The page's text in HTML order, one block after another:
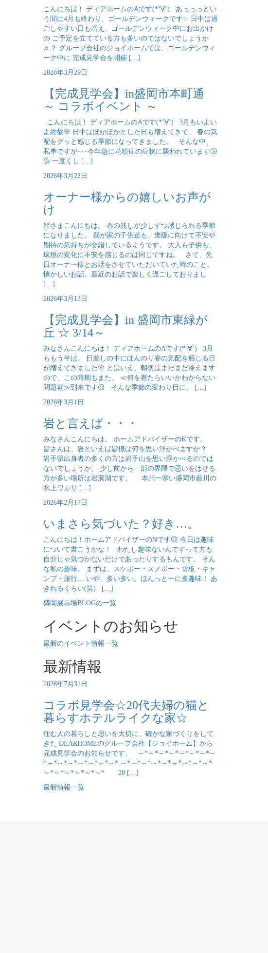
こんにちは！ ディアホームのAです(*‘∀‘) あっっっとい
う間に4月も終わり、ゴールデンウィークです✨ 日中は過
ごしやすい日も増え、ゴールデンウィーク中にお出かけ
の ご予定を立てている方も多いのではないでしょうか
♬？ グループ会社のジョイホームでは、ゴールデンウィ
ーク中に 完成見学会を開催 […]
2026年3月29日
【完成見学会】in盛岡市本町通
～ コラボイベント ～
こんにちは！ ディアホームのAです(*‘∀‘) 3月もいよい
よ終盤🌸 日中はぽかぽかとした日も増えてきて、 春の気
配をグッと感じる季節になってきました。 そんな中、
私事ですが･･･今年急に花粉症の症状に襲われています🤧
💦 一度くし […]
2026年3月22日
オーナー様からの嬉しいお声が
け
皆さまこんにちは。 春の兆しが少しずつ感じられる季節
になりました。 我が家の子供達も、進級に向けて不安や
期待の気持ちが交錯しているようです。 大人も子供も、
環境の変化に不安を感じるのは同じですね。 さて、先
日オーナー様とお話をさせていただいていた時のこと。
懐かしいお話、最近のお話で楽しく過ごしておりまし
[…]
2026年3月13日
【完成見学会】in 盛岡市東緑が
丘 ☆ 3/14～
みなさんこんにちは！ ディアホームのAです(*‘∀‘) 3月
ももう半ば。 日差しの中にほんのり春の気配を感じる日
が増えてきました🌸 とはいえ、朝晩はまだまだ冷えます
ので、この時期もまた、 ≪何を着たらいいかわからない
問題期≫到来です😥 そんな季節の変わり目に、 […]
2026年3月1日
岩と言えば・・・
みなさんこんにちは。 ホームアドバイザーのKです。
皆さんは、岩といえば皆様は何を思い浮かべますか？
岩手県出身者の多くの方は岩手山を思い浮かべるのでは
ないでしょうか。 少し前から一部の界隈で思いをはせる
方が多い場所は岩洞湖です。 本州一寒い盛岡市薮川の
氷上ワカサ […]
2026年2月17日
いまさら気づいた？好き…。
こんにちは！ホームアドバイザーのNです😊 今日は趣味
について書こうかな！ わたし趣味ないんですって方も
自分じゃ気づかないだけであったりするもんです。 そん
な私の趣味。 まずは、スケボー・スノボー・雪板・キャ
ンプ・旅行… いや、多い多い。ほんっとーに多趣味！ あ
きれるくらい(笑) […]
盛岡展示場BLOGの一覧
イベントのお知らせ
最新のイベント情報一覧
最新情報
2026年7月31日
コラボ見学会☆20代夫婦の猫と
暮らすホテルライクな家☆
住む人の暮らしと思いを大切に、確かな家づくりをして
きた DEARHOMEのグループ会社【ジョイホーム】から
完成見学会のお知らせです。 ～*～*～*～*～*～*～*～
*～*～*～*～*～*～*～* ～*～*～*～*～*～*～*～*～*
～*～*～*～*～*～* 20 […]
最新情報一覧